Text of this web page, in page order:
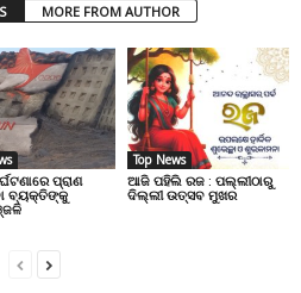
MORE FROM AUTHOR
ପ୍ରାଣ
ବ୍ୟକ୍ତିଙ୍କୁ
Top News
ଆଜି ପହିଲି ରଜ : ପଲ୍ଲୀଠାରୁ
ଦିଲ୍ଲୀ ଉତ୍ସବ ମୁଖର